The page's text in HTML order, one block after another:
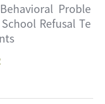
Proble
Refusal Te